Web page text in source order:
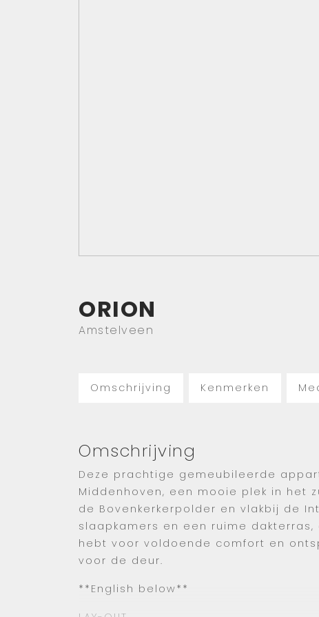
ORION
Amstelveen
Omschrijving Kenmerken
Omschrijving
Deze prachtige gemeubileerde
Middenhoven, een mooie plek in het
de Bovenkerkerpolder en vlakbij de
slaapkamers en een ruime
hebt voor voldoende comfort en
voor de deur.
**English below**